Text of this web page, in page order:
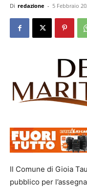
Di redazione - 5 Febbraio
Il Comune di Gioia
pubblico per